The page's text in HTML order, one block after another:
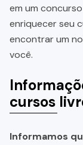
em um
enriquecer seu
encontrar um
você.
cursos
Informamos